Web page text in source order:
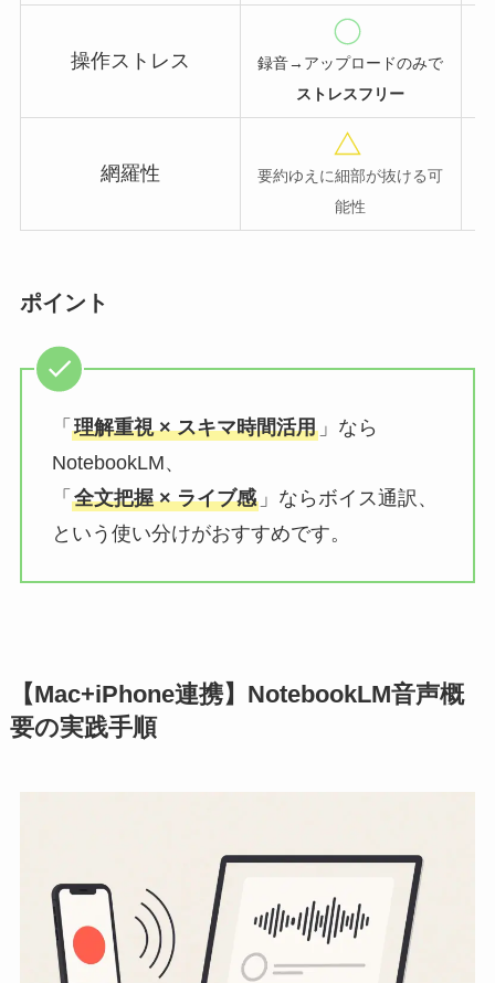
操作ストレス
録音→アップロードのみで
ストレスフリー
網羅性
要約ゆえに細部が抜ける可
能性
ポイント
「 理解重視 × スキマ時間活用」なら
NotebookLM、
「 全文把握 × ライブ感」ならボイス通訳、
という使い分けがおすすめです。
【Mac+iPhone連携】NotebookLM音声概
要の実践手順